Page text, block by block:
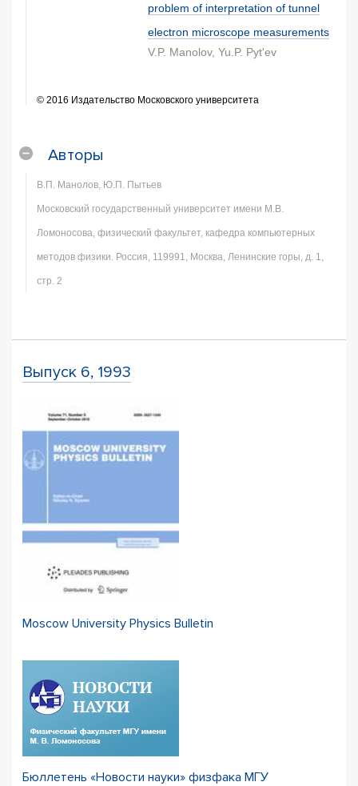
problem of interpretation of tunnel
electron microscope measurements
V.P. Manolov, Yu.P. Pyt'ev
© 2016 Издательство Московского университета
Авторы
В.П. Манолов, Ю.П. Пытьев
Московский государственный университет имени М.В.
Ломоносова, физический факультет, кафедра компьютерных
методов физики. Россия, 119991, Москва, Ленинские горы, д. 1,
стр. 2
Выпуск 6, 1993
Moscow University Physics Bulletin
Бюллетень «Новости науки» физфака МГУ